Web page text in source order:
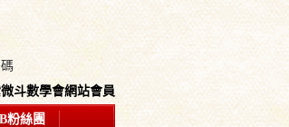
斗數學會網站會員
粉絲團